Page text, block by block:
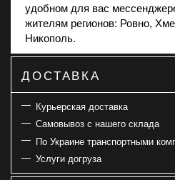
удобном для вас
жителям регионов: Ровно,
Никополь.
ДОСТАВКА
Курьерская доставка
Самовывоз с нашего склада
По Украине транспортными
Услуги догруза